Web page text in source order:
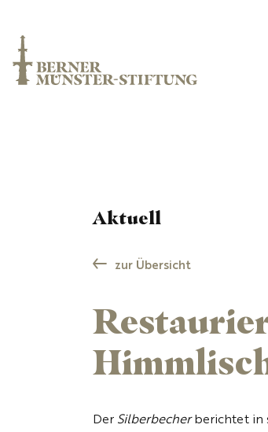
Aktuell
zur Übersicht
Der Silberbecher berichtet in